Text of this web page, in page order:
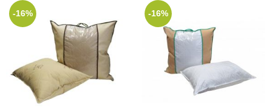
-16% -16%